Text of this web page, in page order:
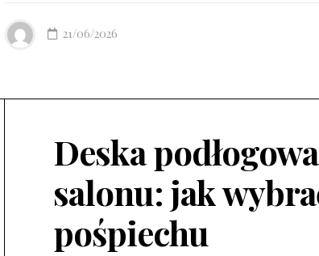
21/06/2026
Deska
salonu: jak
pośpiechu